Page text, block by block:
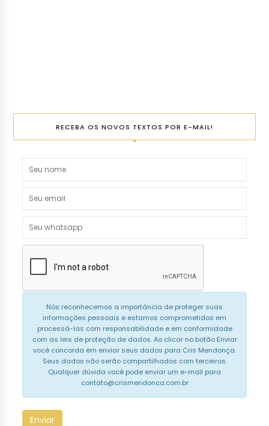
RECEBA OS NOVOS TEXTOS POR E-MAIL!
Nós reconhecemos a importância de proteger suas
informações pessoais e estamos comprometidos em
processá-las com responsabilidade e em conformidade
com as leis de proteção de dados. Ao clicar no botão Enviar
você concorda em enviar seus dados para Cris Mendonça.
Seus dados não serão compartilhados com terceiros.
Qualquer dúvida você pode enviar um e-mail para
contato@crismendonca.com.br
Enviar